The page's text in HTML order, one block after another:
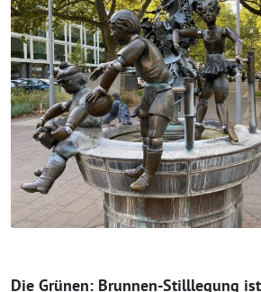
Die Grünen: Brunnen-Stilllegung